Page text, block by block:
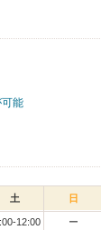
能
土 日
12:00 ー